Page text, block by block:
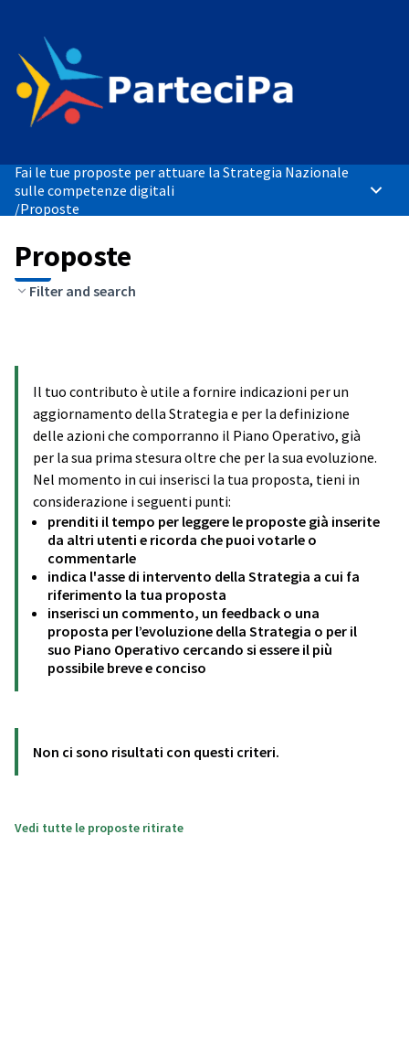
Fai le tue proposte per attuare la Strategia Nazionale
sulle competenze digitali
/Proposte
Proposte
Filter and search
Il tuo contributo è utile a fornire indicazioni per un
aggiornamento della Strategia e per la definizione
delle azioni che comporranno il Piano Operativo, già
per la sua prima stesura oltre che per la sua evoluzione.
Nel momento in cui inserisci la tua proposta, tieni in
considerazione i seguenti punti:
prenditi il tempo per leggere le proposte già inserite
da altri utenti e ricorda che puoi votarle o
commentarle
indica l'asse di intervento della Strategia a cui fa
riferimento la tua proposta
inserisci un commento, un feedback o una
proposta per l’evoluzione della Strategia o per il
suo Piano Operativo cercando si essere il più
possibile breve e conciso
Non ci sono risultati con questi criteri.
Vedi tutte le proposte ritirate